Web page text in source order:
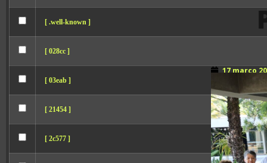
[ .well-known ]
[ 028cc ]
[ 03eab ]
[ 21454 ]
[ 2c577 ]
17 março